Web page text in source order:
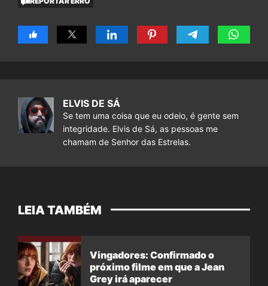
ELVIS DE SÁ
Se tem uma coisa que eu odeio, é gente sem
integridade. Elvis de Sá, as pessoas me
chamam de Senhor das Estrelas.
LEIA TAMBÉM
Vingadores: Confirmado o
próximo filme em que a Jean
Grey irá aparecer